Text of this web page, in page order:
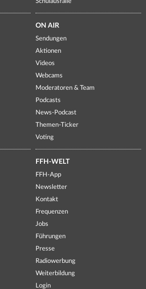
Schulausfälle
ON AIR
Sendungen
Aktionen
Videos
Webcams
Moderatoren & Team
Podcasts
News-Podcast
Themen-Ticker
Voting
FFH-WELT
FFH-App
Newsletter
Kontakt
Frequenzen
Jobs
Führungen
Presse
Radiowerbung
Weiterbildung
Login